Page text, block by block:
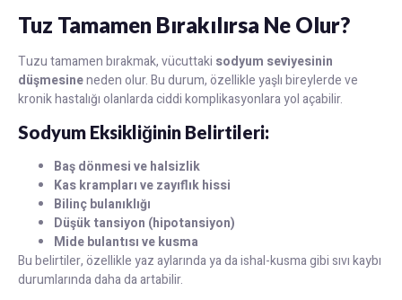
Tuz Tamamen Bırakılırsa Ne Olur?
Tuzu tamamen bırakmak, vücuttaki sodyum seviyesinin
düşmesineneden olur. Bu durum, özellikle yaşlı bireylerde ve
kronik hastalığı olanlarda ciddi komplikasyonlara yol açabilir.
Sodyum Eksikliğinin Belirtileri:
Baş dönmesi ve halsizlik
Kas krampları ve zayıflık hissi
Bilinç bulanıklığı
Düşük tansiyon (hipotansiyon)
Mide bulantısı ve kusma
Bu belirtiler, özellikle yaz aylarında ya da ishal-kusma gibi sıvı kaybı
durumlarında daha da artabilir.